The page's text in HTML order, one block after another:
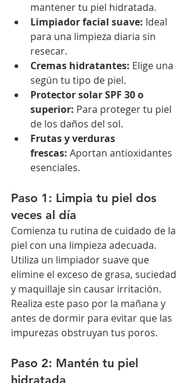
mantener tu piel hidratada.
Limpiador facial suave: Ideal
para una limpieza diaria sin
resecar.
Cremas hidratantes: Elige una
según tu tipo de piel.
Protector solar SPF 30 o
superior: Para proteger tu piel
de los daños del sol.
Frutas y verduras
frescas: Aportan antioxidantes
esenciales.
Paso 1: Limpia tu piel dos
veces al día
Comienza tu rutina de cuidado de la
piel con una limpieza adecuada.
Utiliza un limpiador suave que
elimine el exceso de grasa, suciedad
y maquillaje sin causar irritación.
Realiza este paso por la mañana y
antes de dormir para evitar que las
impurezas obstruyan tus poros.
Paso 2: Mantén tu piel
hidratada